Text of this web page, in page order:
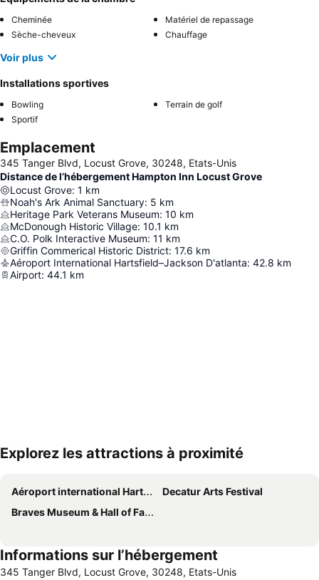
Cheminée
Matériel de repassage
Sèche-cheveux
Chauffage
Voir plus
Installations sportives
Bowling
Terrain de golf
Sportif
Emplacement
345 Tanger Blvd, Locust Grove, 30248, Etats-Unis
Distance de l’hébergement Hampton Inn Locust Grove
Locust Grove: 1 km
Noah's Ark Animal Sanctuary: 5 km
Heritage Park Veterans Museum: 10 km
McDonough Historic Village: 10.1 km
C.O. Polk Interactive Museum: 11 km
Griffin Commerical Historic District: 17.6 km
Aéroport International Hartsfield–Jackson D'atlanta: 42.8 km
Airport: 44.1 km
Explorez les attractions à proximité
Aéroport international Hartsfield-Jackson d'Atlanta
Decatur Arts Festival
Braves Museum & Hall of FameTurner Field Tours
Informations sur l’hébergement
345 Tanger Blvd, Locust Grove, 30248, Etats-Unis